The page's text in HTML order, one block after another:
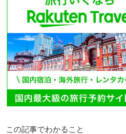
この記事でわかること